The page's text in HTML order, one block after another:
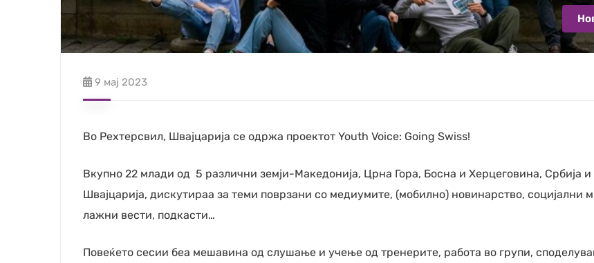
9 мај 2023
Во Рехтерсвил, Швајцарија се одржа проектот Youth Voice: Going Swiss!
Вкупно 22 млади од 5 различни земји-Македонија, Црна Гора, Босна и Херцеговина, Србија и
Швајцарија, дискутираа за теми поврзани со медиумите, (мобилно) новинарство, социјални
лажни вести, подкасти…
Повеќето сесии беа мешавина од слушање и учење од тренерите, работа во групи,